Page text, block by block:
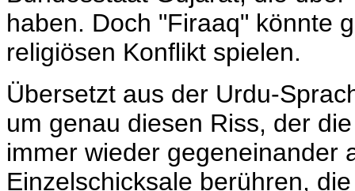
haben. Doch "Firaaq" könnte
religiösen Konflikt spielen.
Übersetzt aus der Urdu-
um genau diesen Riss, der
immer wieder gegeneinander
Einzelschicksale berühren,